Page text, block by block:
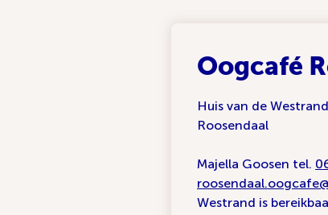
Oogcafé
Huis van de
Roosendaal
Majella Goosen tel.
Westrand is